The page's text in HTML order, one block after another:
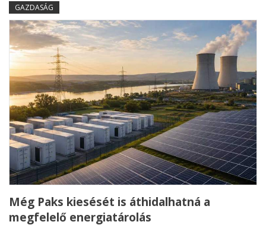
GAZDASÁG
Még Paks kiesését is áthidalhatná a
megfelelő energiatárolás